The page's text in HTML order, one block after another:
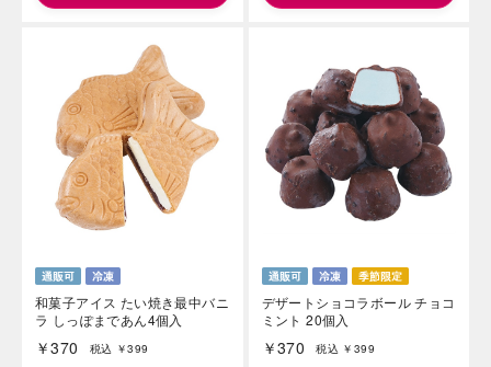
和菓子アイス たい焼き最中バニ
ラ しっぽまであん4個入
￥370 税込 ￥399
デザートショコラボール チョコ
ミント 20個入
￥370 税込 ￥399